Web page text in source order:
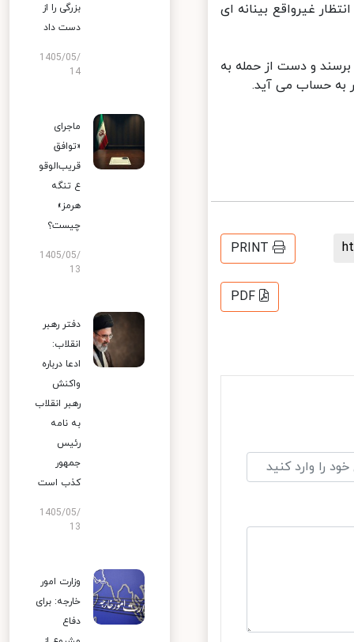
غیرواقع بینانه ای
و دست از حمله به
به حساب می آید.
PRINT
PDF
بزرگی را از
دست داد
1405/05/
14
ماجرای
«توافق
قریب‌الوقو
ع تنگه
هرمز»
چیست؟
1405/05/
13
دفتر رهبر
انقلاب:
ادعا درباره
واکنش
رهبر انقلاب
به نامه
رئیس
جمهور
کذب است
1405/05/
13
وزارت امور
خارجه: برای
دفاع